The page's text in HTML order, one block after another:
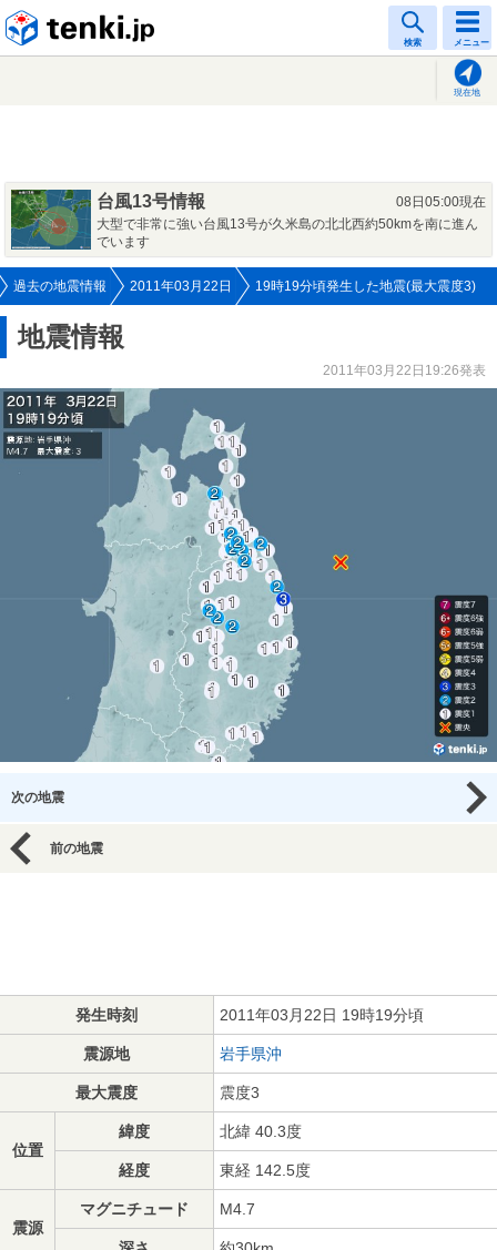
検索 メニュー
現在地
台風13号情報
08日05:00現在
大型で非常に強い台風13号が久米島の北北西約50kmを南に進ん
でいます
過去の地震情報 2011年03月22日 19時19分頃発生した地震(最大震度3)
地震情報
2011年03月22日19:26発表
次の地震
前の地震
発生時刻 2011年03月22日 19時19分頃
震源地 岩手県沖
最大震度 震度3
位置
緯度 北緯 40.3度
経度 東経 142.5度
震源
マグニチュード M4.7